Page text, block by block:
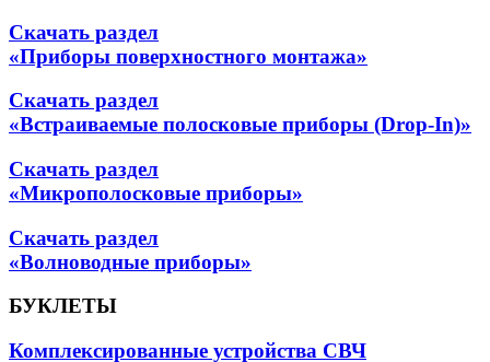
Скачать раздел
«Приборы поверхностного монтажа»
Скачать раздел
«Встраиваемые полосковые приборы (Drop-In)»
Скачать раздел
«Микрополосковые приборы»
Скачать раздел
«Волноводные приборы»
БУКЛЕТЫ
Комплексированные устройства СВЧ